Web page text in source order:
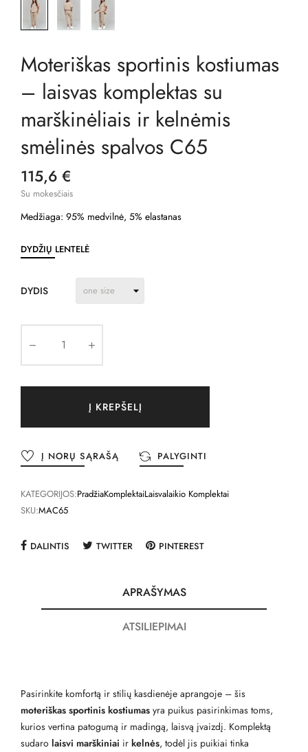
Moteriškas sportinis kostiumas
– laisvas komplektas su
marškinėliais ir kelnėmis
smėlinės spalvos C65
115,6 €
Su mokesčiais
Medžiaga: 95% medvilnė, 5% elastanas
DYDŽIŲ LENTELĖ
DYDIS
Į KREPŠELĮ
Į NORŲ SĄRAŠĄ PALYGINTI
KATEGORIJOS:PradžiaKomplektaiLaisvalaikio Komplektai
SKU:MAC65
DALINTIS TWITTER PINTEREST
APRAŠYMAS
ATSILIEPIMAI
Pasirinkite komfortą ir stilių kasdienėje aprangoje – šis
moteriškas sportinis kostiumas yra puikus pasirinkimas toms,
kurios vertina patogumą ir madingą, laisvą įvaizdį. Komplektą
sudaro laisvi marškiniai ir kelnės, todėl jis puikiai tinka